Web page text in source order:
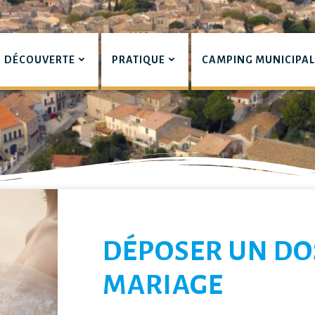
DÉCOUVERTE PRATIQUE CAMPING MUNICIPAL
DÉPOSER UN
MARIAGE